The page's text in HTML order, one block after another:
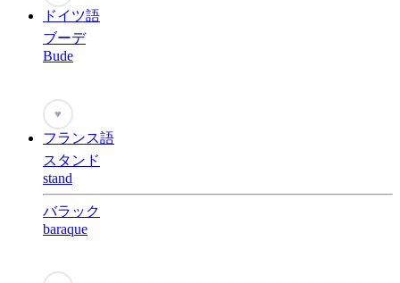
ドイツ語
ブーデ
Bude
♥
フランス語
スタンド
stand
バラック
baraque